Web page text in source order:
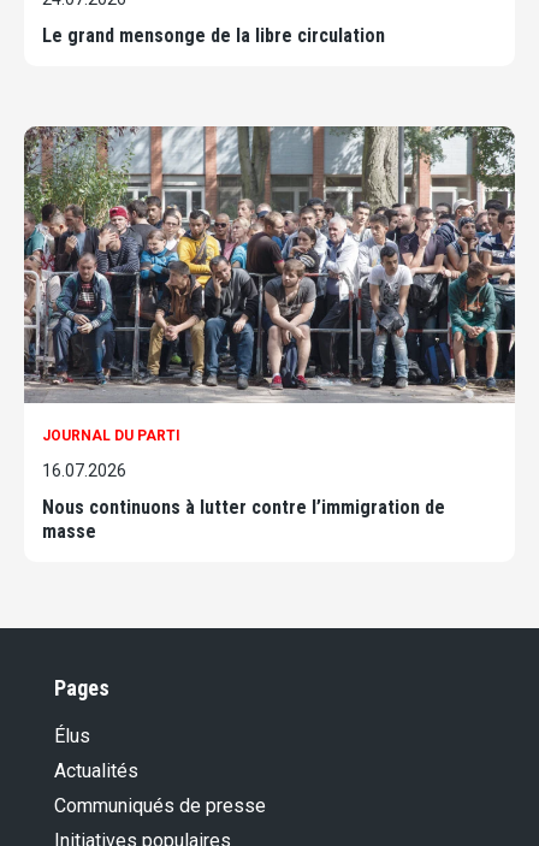
Le grand mensonge de la libre circulation
JOURNAL DU PARTI
16.07.2026
Nous continuons à lutter contre l’immigration de
masse
Pages
Élus
Actualités
Communiqués de presse
Initiatives populaires